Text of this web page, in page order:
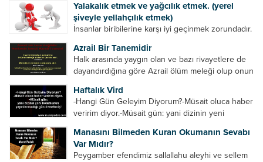
yollarla anlamaya çalışmalıdır. Meal nedir? Arapça
bir kelime olan meal;...
Yalakalık etmek ve yağcılık etmek. (yerel
şiveyle yellahçılık etmek)
İnsanlar biribilerine karşı iyi geçinmek zorundadır.
makam gücü, nesep gücü, maddi güç, fiziki güç)
diğer insanları ezebiliyor. Normal şartlarda elinde
bu güçler...
Azrail Bir Tanemidir
Halk arasında yaygın olan ve bazı rivayetlere de
dayandırdığına göre Azrail ölüm meleği olup onun
Azrail tek başına aynı anda binlerce insanın
canını...
Haftalık Vird
-Hangi Gün Geleyim Diyorum?-Müsait oluca haber
veririm diyor.-Müsait gün: yani dizinin yeni
efendinin Haftalık Virdi HAFTALIK VİRD Pazartesi
Günü Hangi VİRD var?20:00 Star TV –...
Manasını Bilmeden Kuran Okumanın Sevabı
Var Mıdır?
Peygamber efendimiz sallallahu aleyhi ve sellem